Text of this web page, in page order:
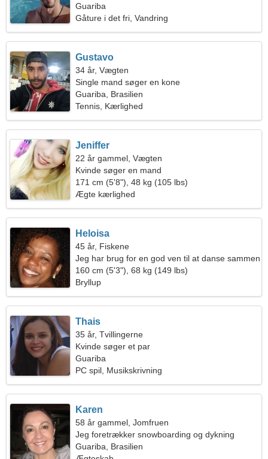
Guariba
Gåture i det fri, Vandring
Gustavo
34 år, Vægten
Single mand søger en kone
Guariba, Brasilien
Tennis, Kærlighed
Jeniffer
22 år gammel, Vægten
Kvinde søger en mand
171 cm (5'8"), 48 kg (105 lbs)
Ægte kærlighed
Heloisa
45 år, Fiskene
Jeg har brug for en god ven til at danse sammen
160 cm (5'3"), 68 kg (149 lbs)
Bryllup
Thais
35 år, Tvillingerne
Kvinde søger et par
Guariba
PC spil, Musikskrivning
Karen
58 år gammel, Jomfruen
Jeg foretrækker snowboarding og dykning
Guariba, Brasilien